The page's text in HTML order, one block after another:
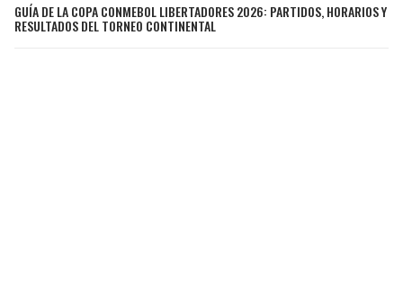
GUÍA DE LA COPA CONMEBOL LIBERTADORES 2026: PARTIDOS, HORARIOS Y
RESULTADOS DEL TORNEO CONTINENTAL